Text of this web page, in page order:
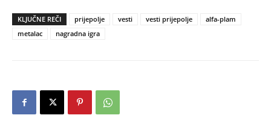
KLJUČNE REČI prijepolje vesti vesti prijepolje
alfa-plam
metalac
nagradna igra